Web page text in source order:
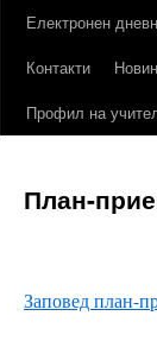
съдържанието
Електронен
Контакти
Профил на
План-
Заповед план-